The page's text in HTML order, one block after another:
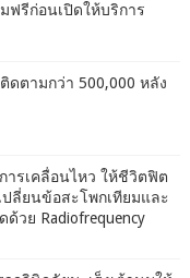
ฟรีก่อนเปิดให้บริการ
ดตามกว่า 500,000 หลัง
การเคลื่อนไหว ให้ชีวิตฟิต
ลี่ยนข้อสะโพกเทียมและ
วย Radiofrequency